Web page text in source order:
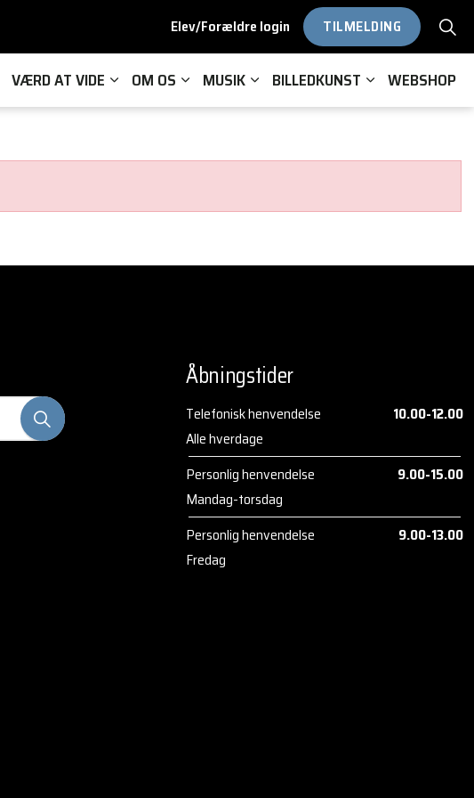
VÆRD AT VIDE OM OS MUSIK BILLEDKUNST WEBSHOP
Elev/Forældre login TILMELDING
Åbningstider
Telefonisk henvendelse
10.00-12.00
Alle hverdage
Personlig henvendelse
9.00-15.00
Mandag-torsdag
Personlig henvendelse
9.00-13.00
Fredag